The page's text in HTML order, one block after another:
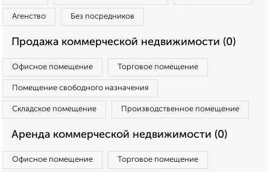
Агенство Без посредников
Продажа коммерческой недвижимости (0)
Офисное помещение Торговое помещение
Помещение свободного назначения
Складское помещение Производственное помещение
Аренда коммерческой недвижимости (0)
Офисное помещение Торговое помещение